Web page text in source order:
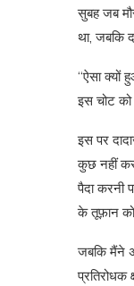
सुबह जब
था, जबकि
“ऐसा क्यों
इस चोट को
इस पर
कुछ नहीं
पैदा करनी
के तूफ़ान
जबकि मैंने
प्रतिरोधक